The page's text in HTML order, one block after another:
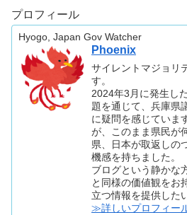
プロフィール
Hyogo, Japan Gov Watcher
Phoenix
サイレントマジョリ
す。
2024年3月に発生し
題を通じて、兵庫県
に疑問を感じていま
が、このまま県民が
県、日本が取返しの
機感を持ちました。
ブログという静かな
と同様の価値観をお
立つ情報を提供した
≫詳しいプロフィー